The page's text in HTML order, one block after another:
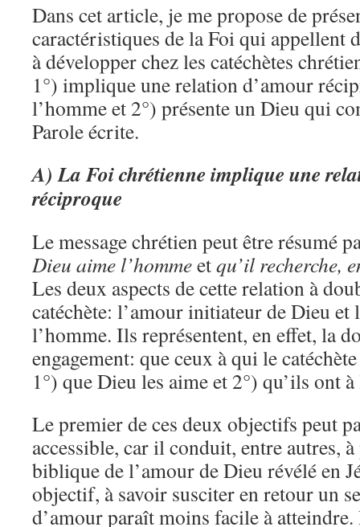
Dans cet article, je me propose de
caractéristiques de la Foi qui appellent
à développer chez les catéchètes
1°) implique une relation d’amour
l’homme et 2°) présente un Dieu qui
Parole écrite.
A) La Foi chrétienne implique une
réciproque
Le message chrétien peut être résumé
Dieu aime l’hommeetqu’il recherche,
Les deux aspects de cette relation à
catéchète: l’amour initiateur de Dieu et
l’homme. Ils représentent, en effet, la
engagement: que ceux à qui le
1°) que Dieu les aime et 2°) qu’ils ont
Le premier de ces deux objectifs peut
accessible, car il conduit, entre autres, à
biblique de l’amour de Dieu révélé en
objectif, à savoir susciter en retour un
d’amour paraît moins facile à